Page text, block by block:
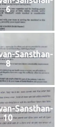
6
Sansthan-
8
Sansthan-
10